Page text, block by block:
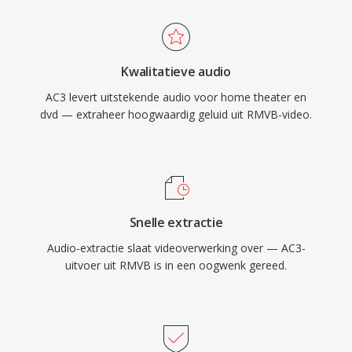
Aziatische markten en is het nog te vinden in
online media-archieven en persoonlijke
videocollecties uit het midden van de jaren
televisie-inhoud. De wijdverspreide
ondersteuning voor hardwaredecoders in
receivers, tv-apparaten en settopboxen zorgt
ervoor dat AC3-audio betrouwbaar kan worden
afgespeeld op één enorm aantal
Kwalitatieve audio
AC3 levert uitstekende audio voor home theater en
dvd — extraheer hoogwaardig geluid uit RMVB-video.
Snelle extractie
Audio-extractie slaat videoverwerking over — AC3-
uitvoer uit RMVB is in een oogwenk gereed.